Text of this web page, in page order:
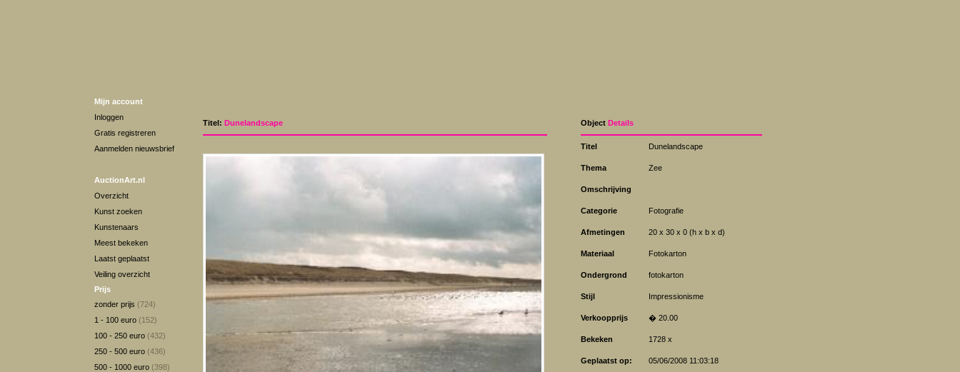
Mijn account
Inloggen
Gratis registreren
Aanmelden nieuwsbrief
AuctionArt.nl
Overzicht
Kunst zoeken
Kunstenaars
Meest bekeken
Laatst geplaatst
Veiling overzicht
Prijs
zonder prijs (724)
1 - 100 euro (152)
100 - 250 euro (432)
250 - 500 euro (436)
500 - 1000 euro (398)
Titel: Dunelandscape Object Details
Titel Dunelandscape
Thema Zee
Omschrijving
Categorie Fotografie
Afmetingen 20 x 30 x 0 (h x b x d)
Materiaal Fotokarton
Ondergrond fotokarton
Stijl Impressionisme
Verkoopprijs � 20.00
Bekeken 1728 x
Geplaatst op: 05/06/2008 11:03:18